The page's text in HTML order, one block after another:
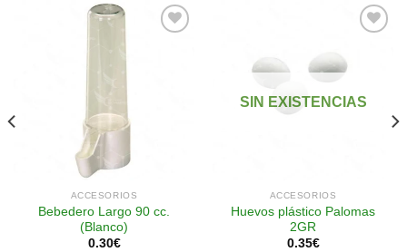
ACCESORIOS
Bebedero Largo 90 cc.
(Blanco)
0.30€
lista de
SIN EXISTENCIAS
ACCESORIOS
Huevos plástico Palomas
2GR
0.35€